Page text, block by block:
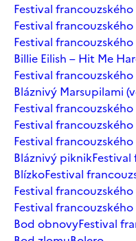
Festival
Festival
Festival
Billie Eilish – Hit Me
Festival
Bláznivý Marsupilami
Festival
Festival
Festival
Bláznivý piknik
BlízkoFestival
Festival
Festival
Bod obnovyFestival